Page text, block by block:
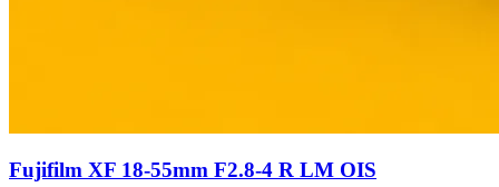
Fujifilm XF 18-55mm F2.8-4 R LM OIS